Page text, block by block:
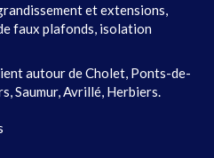
et extensions,
faux plafonds, isolation
autour de Cholet, Ponts-de-
Saumur, Avrillé, Herbiers.